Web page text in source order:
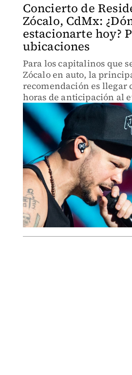
Concierto de
Zócalo, CdMx:
estacionarte hoy?
ubicaciones
Para los capitalinos que
Zócalo en auto, la
recomendación es llegar
horas de anticipación al
la demanda de
aumentar.